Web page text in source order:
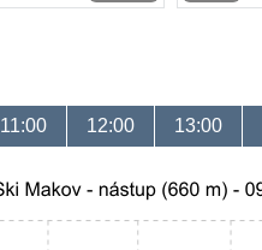
11:00 12:00 13:00